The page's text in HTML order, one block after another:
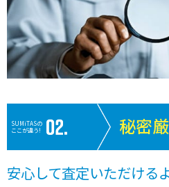
SUMiTASの
ここが違う!
秘密
安心して査定いただける